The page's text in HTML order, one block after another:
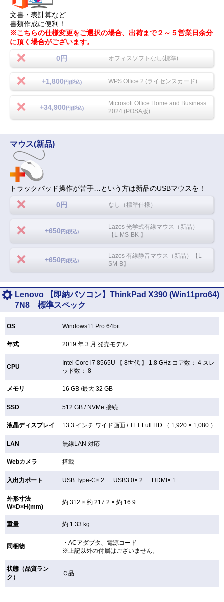
文書・表計算など
書類作成に便利！
※こちらの仕様変更をご選択の場合、出荷まで２～５営業日余分
に頂く場合がございます。
0円 オフィスソフトなし(標準)
+1,800 円(税込) WPS Office 2 (ライセンスカード)
+34,900 円(税込)
Microsoft Office Home and Business
2024 (POSA版)
マウス(新品)
トラックパッド操作が苦手…という方は新品のUSBマウスを！
0円 なし（標準仕様）
+650 円(税込)
Lazos 光学式有線マウス（新品）
【L-MS-BK 】
+650 円(税込)
Lazos 有線静音マウス（新品）【L-
SM-B】
Lenovo 【即納パソコン】ThinkPad X390 (Win11pro64)
7N8 標準スペック
OS Windows11 Pro 64bit
年式 2019 年 3 月 発売モデル
CPU
Intel Core i7 8565U 【8世代 】 1.8 GHz コア数： 4 スレ
ッド数： 8
メモリ 16 GB /最大 32 GB
SSD 512 GB / NVMe 接続
液晶ディスプレイ 13.3 インチ ワイド画面 /TFT Full HD （ 1,920 × 1,080 ）
LAN 無線LAN対応
Webカメラ 搭載
入出力ポート USB Type-C× 2 USB3.0× 2 HDMI× 1
外形寸法
W×D×H(mm)
約 312 × 約 217.2 × 約 16.9
重量 約 1.33 kg
同梱物
・ACアダプタ、電源コード
※上記以外の付属はございません。
状態（品質ラン
ク）
Ｃ品